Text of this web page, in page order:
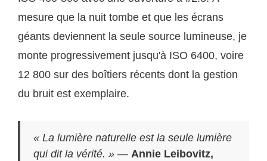
mesure que la nuit tombe et que les écrans
géants deviennent la seule source lumineuse, je
monte progressivement jusqu'à ISO 6400, voire
12 800 sur des boîtiers récents dont la gestion
du bruit est exemplaire.
« La lumière naturelle est la seule lumière
qui dit la vérité. » —Annie Leibovitz,